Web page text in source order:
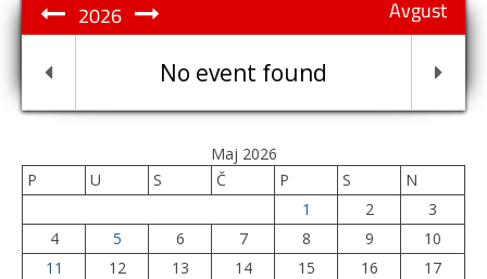
Avgust
2026
No event found
Maj 2026
P
U S Č P S
N
1
2
3
4
5 6 7 8 9
10
11
12 13 14 15 16
17